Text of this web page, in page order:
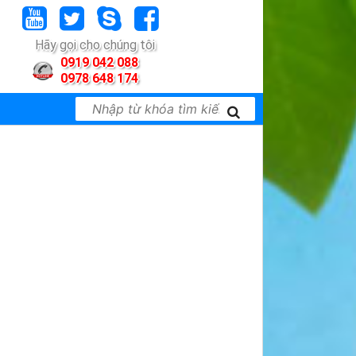
Hãy gọi cho chúng tôi
0919 042 088
0978 648 174